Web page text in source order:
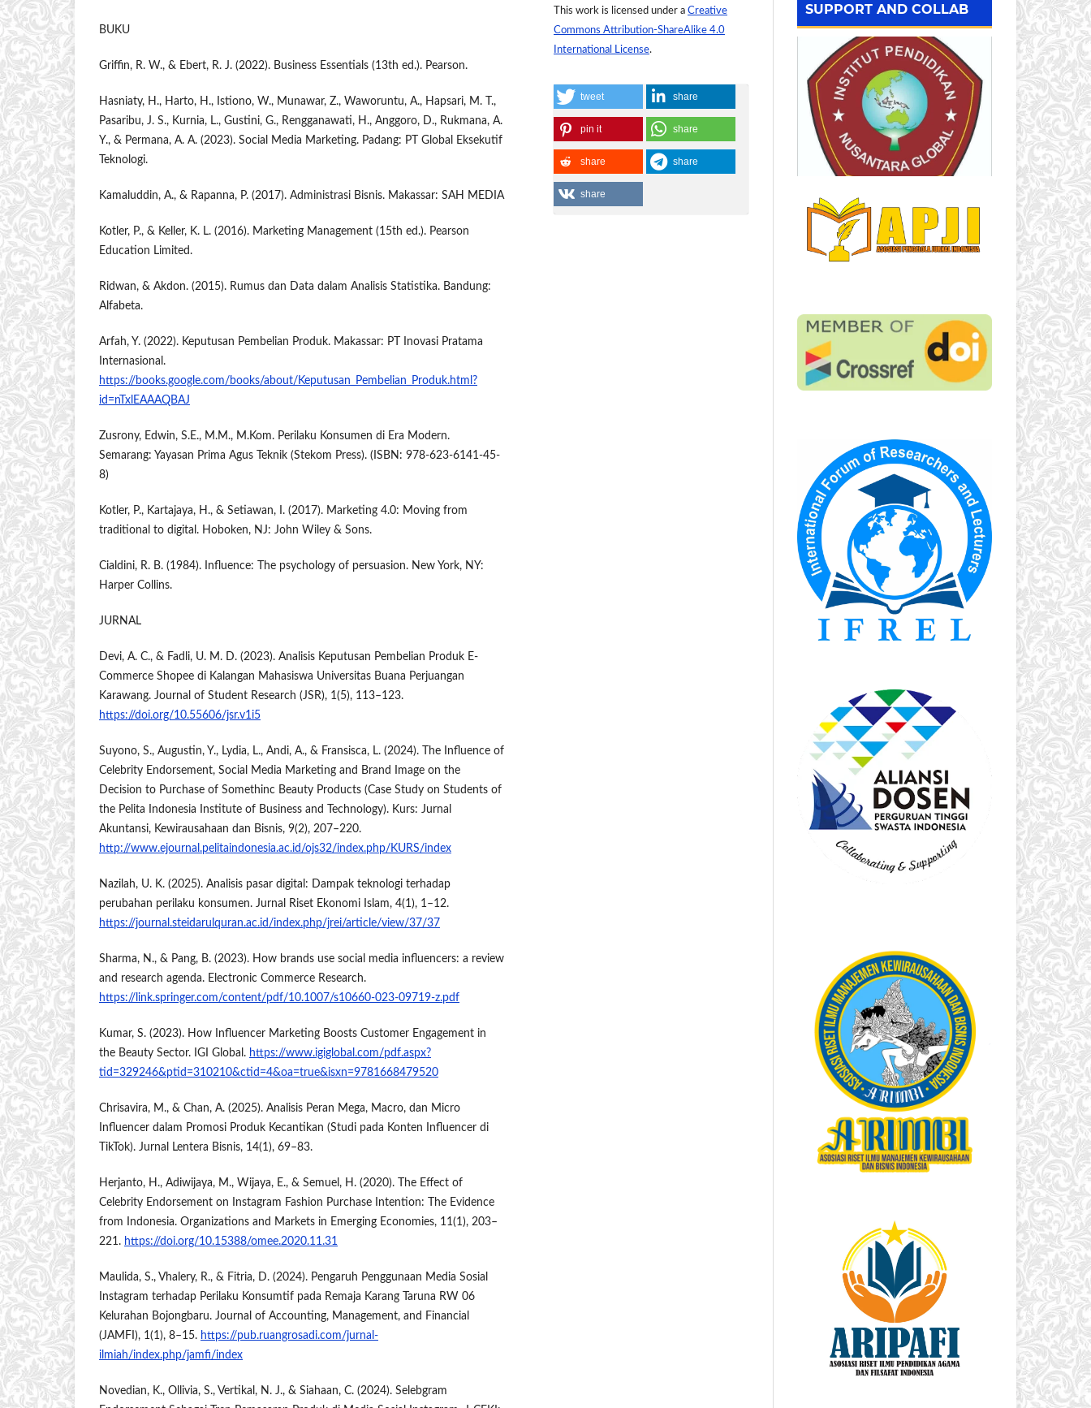
BUKU
Griffin, R. W., & Ebert, R. J. (2022). Business Essentials (13th ed.). Pearson.
Hasniaty, H., Harto, H., Istiono, W., Munawar, Z., Waworuntu, A., Hapsari, M. T.,
Pasaribu, J. S., Kurnia, L., Gustini, G., Rengganawati, H., Anggoro, D., Rukmana, A.
Y., & Permana, A. A. (2023). Social Media Marketing. Padang: PT Global Eksekutif
Teknologi.
Kamaluddin, A., & Rapanna, P. (2017). Administrasi Bisnis. Makassar: SAH MEDIA
Kotler, P., & Keller, K. L. (2016). Marketing Management (15th ed.). Pearson
Education Limited.
Ridwan, & Akdon. (2015). Rumus dan Data dalam Analisis Statistika. Bandung:
Alfabeta.
Arfah, Y. (2022). Keputusan Pembelian Produk. Makassar: PT Inovasi Pratama
Internasional.
https://books.google.com/books/about/Keputusan_Pembelian_Produk.html?
id=nTxlEAAAQBAJ
Zusrony, Edwin, S.E., M.M., M.Kom. Perilaku Konsumen di Era Modern.
Semarang: Yayasan Prima Agus Teknik (Stekom Press). (ISBN: 978-623-6141-45-
8)
Kotler, P., Kartajaya, H., & Setiawan, I. (2017). Marketing 4.0: Moving from
traditional to digital. Hoboken, NJ: John Wiley & Sons.
Cialdini, R. B. (1984). Influence: The psychology of persuasion. New York, NY:
Harper Collins.
JURNAL
Devi, A. C., & Fadli, U. M. D. (2023). Analisis Keputusan Pembelian Produk E-
Commerce Shopee di Kalangan Mahasiswa Universitas Buana Perjuangan
Karawang. Journal of Student Research (JSR), 1(5), 113–123.
https://doi.org/10.55606/jsr.v1i5
Suyono, S., Augustin, Y., Lydia, L., Andi, A., & Fransisca, L. (2024). The Influence of
Celebrity Endorsement, Social Media Marketing and Brand Image on the
Decision to Purchase of Somethinc Beauty Products (Case Study on Students of
the Pelita Indonesia Institute of Business and Technology). Kurs: Jurnal
Akuntansi, Kewirausahaan dan Bisnis, 9(2), 207–220.
http://www.ejournal.pelitaindonesia.ac.id/ojs32/index.php/KURS/index
Nazilah, U. K. (2025). Analisis pasar digital: Dampak teknologi terhadap
perubahan perilaku konsumen. Jurnal Riset Ekonomi Islam, 4(1), 1–12.
https://journal.steidarulquran.ac.id/index.php/jrei/article/view/37/37
Sharma, N., & Pang, B. (2023). How brands use social media influencers: a review
and research agenda. Electronic Commerce Research.
https://link.springer.com/content/pdf/10.1007/s10660-023-09719-z.pdf
Kumar, S. (2023). How Influencer Marketing Boosts Customer Engagement in
the Beauty Sector. IGI Global. https://www.igiglobal.com/pdf.aspx?
tid=329246&ptid=310210&ctid=4&oa=true&isxn=9781668479520
Chrisavira, M., & Chan, A. (2025). Analisis Peran Mega, Macro, dan Micro
Influencer dalam Promosi Produk Kecantikan (Studi pada Konten Influencer di
TikTok). Jurnal Lentera Bisnis, 14(1), 69–83.
Herjanto, H., Adiwijaya, M., Wijaya, E., & Semuel, H. (2020). The Effect of
Celebrity Endorsement on Instagram Fashion Purchase Intention: The Evidence
from Indonesia. Organizations and Markets in Emerging Economies, 11(1), 203–
221. https://doi.org/10.15388/omee.2020.11.31
Maulida, S., Vhalery, R., & Fitria, D. (2024). Pengaruh Penggunaan Media Sosial
Instagram terhadap Perilaku Konsumtif pada Remaja Karang Taruna RW 06
Kelurahan Bojongbaru. Journal of Accounting, Management, and Financial
(JAMFI), 1(1), 8–15. https://pub.ruangrosadi.com/jurnal-
ilmiah/index.php/jamfi/index
Novedian, K., Ollivia, S., Vertikal, N. J., & Siahaan, C. (2024). Selebgram
This work is licensed under a Creative
Commons Attribution-ShareAlike 4.0
International License.
tweet share
pin it share
share share
share
SUPPORT AND COLLAB